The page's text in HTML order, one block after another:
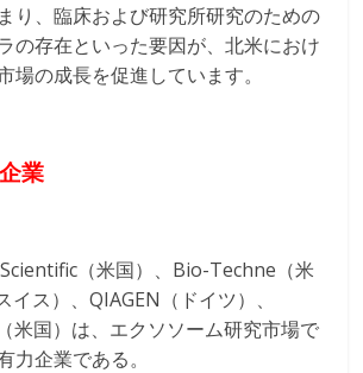
り、臨床および研究所研究のための
の存在といった要因が、北米におけ
場の成長を促進しています。
業
（米国）、Bio-Techne（米
ス）、QIAGEN（ドイツ）、
米国）は、エクソソーム研究市場で
力企業である。